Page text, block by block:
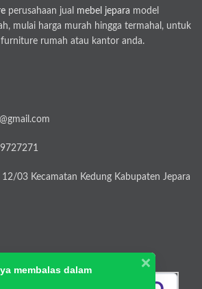
perusahaan jual mebel jepara model
mulai harga murah hingga termahal, untuk
rumah atau kantor anda.
03 Kecamatan Kedung Kabupaten Jepara
membalas dalam